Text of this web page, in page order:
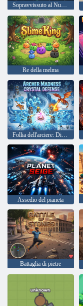
Sopravvissuto al Nucleo Mech
Re della melma
Follia dell'arciere: Difesa dei cristalli
Assedio del pianeta
Battaglia di pietre